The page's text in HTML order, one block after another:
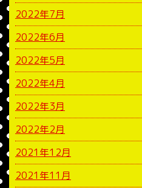
2022年7月
2022年6月
2022年5月
2022年4月
2022年3月
2022年2月
2021年12月
2021年11月